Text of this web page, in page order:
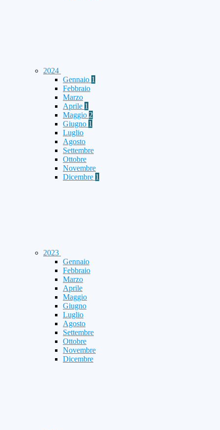
2024
Gennaio 1
Febbraio
Marzo
Aprile 1
Maggio 2
Giugno 1
Luglio
Agosto
Settembre
Ottobre
Novembre
Dicembre 1
2023
Gennaio
Febbraio
Marzo
Aprile
Maggio
Giugno
Luglio
Agosto
Settembre
Ottobre
Novembre
Dicembre